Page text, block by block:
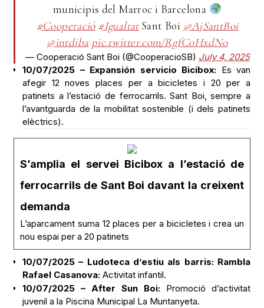
municipis del Marroc i Barcelona
#Cooperació #IgualtatSant Boi @AjSantBoi
@intdiba pic.twitter.com/RgfC0HxdNo
— Cooperació Sant Boi (@CooperacioSB) July 4, 2025
10/07/2025 – Expansión servicio Bicibox: Es van
afegir 12 noves places per a bicicletes i 20 per a
patinets a l’estació de ferrocarrils. Sant Boi, sempre a
l’avantguarda de la mobilitat sostenible (i dels patinets
elèctrics).
S’amplia el servei Bicibox a l’estació de
ferrocarrils de Sant Boi davant la creixent
demanda
L’aparcament suma 12 places per a bicicletes i crea un
nou espai per a 20 patinets
10/07/2025 – Ludoteca d’estiu als barris: Rambla
Rafael Casanova: Activitat infantil.
10/07/2025 – After Sun Boi: Promoció d’activitat
juvenil a la Piscina Municipal La Muntanyeta.